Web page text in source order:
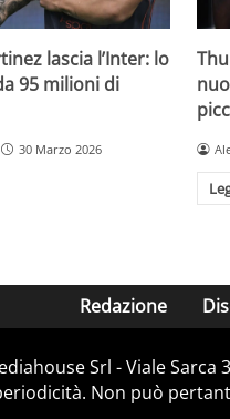
lascia l’Inter: lo
95 milioni di
30 Marzo 2026
Redazione
Srl - Viale
Non può